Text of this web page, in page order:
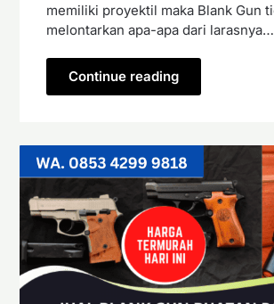
memiliki proyektil maka Blank Gun
melontarkan apa-apa dari
Continue reading